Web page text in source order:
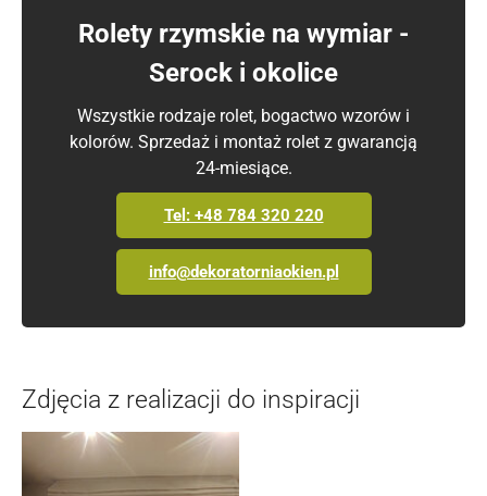
Rolety rzymskie na wymiar -
Serock i okolice
Wszystkie rodzaje rolet, bogactwo wzorów i
kolorów. Sprzedaż i montaż rolet z gwarancją
24-miesiące.
Tel: +48 784 320 220
info@dekoratorniaokien.pl
Zdjęcia z realizacji do inspiracji